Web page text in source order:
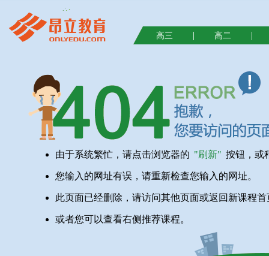
高三 | 高二 |
由于系统繁忙，请点击浏览器的 "刷新" 按钮，或
您输入的网址有误，请重新检查您输入的网址。
此页面已经删除，请访问其他页面或返回新课程首
或者您可以查看右侧推荐课程。